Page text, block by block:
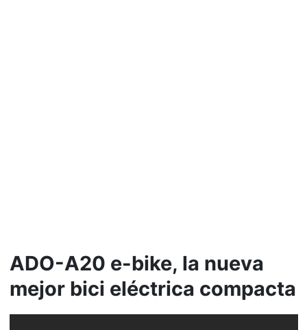
ADO-A20 e-bike, la nueva
mejor bici eléctrica compacta